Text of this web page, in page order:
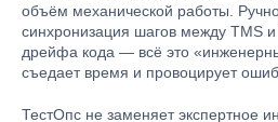
объём механической работы.
синхронизация шагов между TMS
дрейфа кода — всё это
съедает время и провоцирует
ТестОпс не заменяет экспертное